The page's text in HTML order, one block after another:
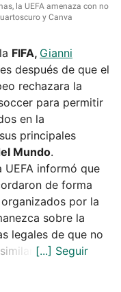
la UEFA amenaza con no
y Canva
FIFA, Gianni
después de que el
rechazara la
para permitir
en la
principales
Mundo.
UEFA informó que
de forma
por la
sobre la
legales de que no